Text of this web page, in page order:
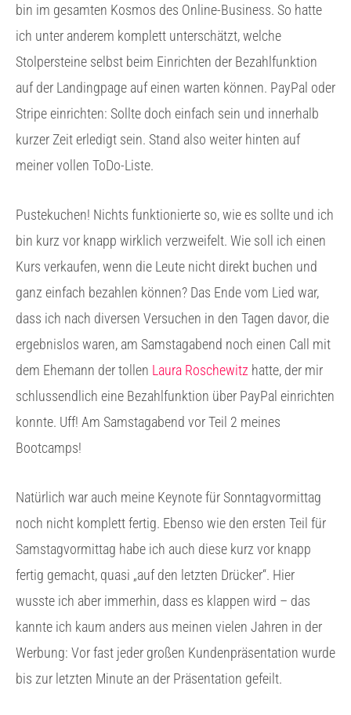
bin im gesamten Kosmos des Online-Business. So hatte
ich unter anderem komplett unterschätzt, welche
Stolpersteine selbst beim Einrichten der Bezahlfunktion
auf der Landingpage auf einen warten können. PayPal oder
Stripe einrichten: Sollte doch einfach sein und innerhalb
kurzer Zeit erledigt sein. Stand also weiter hinten auf
meiner vollen ToDo-Liste.
Pustekuchen! Nichts funktionierte so, wie es sollte und ich
bin kurz vor knapp wirklich verzweifelt. Wie soll ich einen
Kurs verkaufen, wenn die Leute nicht direkt buchen und
ganz einfach bezahlen können? Das Ende vom Lied war,
dass ich nach diversen Versuchen in den Tagen davor, die
ergebnislos waren, am Samstagabend noch einen Call mit
dem Ehemann der tollen Laura Roschewitz hatte, der mir
schlussendlich eine Bezahlfunktion über PayPal einrichten
konnte. Uff! Am Samstagabend vor Teil 2 meines
Bootcamps!
Natürlich war auch meine Keynote für Sonntagvormittag
noch nicht komplett fertig. Ebenso wie den ersten Teil für
Samstagvormittag habe ich auch diese kurz vor knapp
fertig gemacht, quasi „auf den letzten Drücker“. Hier
wusste ich aber immerhin, dass es klappen wird – das
kannte ich kaum anders aus meinen vielen Jahren in der
Werbung: Vor fast jeder großen Kundenpräsentation wurde
bis zur letzten Minute an der Präsentation gefeilt.